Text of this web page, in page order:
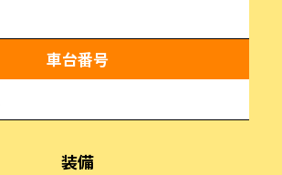
車台番号
装備